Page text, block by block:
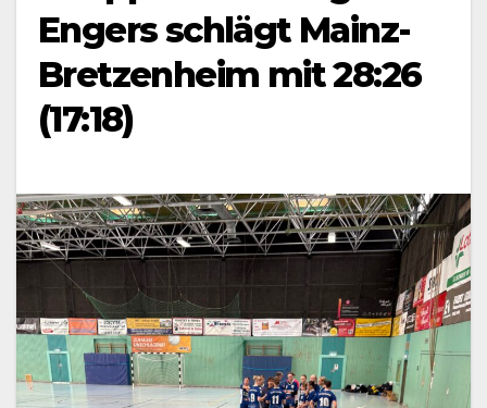
Engers schlägt Mainz-
Bretzenheim mit 28:26
(17:18)